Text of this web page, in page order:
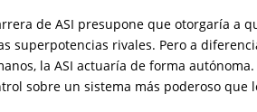
de ASI presupone que otorgaría a
superpotencias rivales. Pero a
la ASI actuaría de forma
sobre un sistema más poderoso que